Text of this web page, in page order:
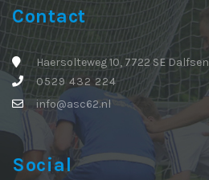
Contact
Haersolteweg 10, 7722 SE Dalfsen
0529 432 224
info@asc62.nl
Social